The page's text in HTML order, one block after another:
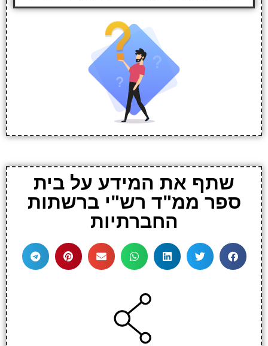
שתף את המידע על בית
ספר ממ"ד רש"י ברשתות
החברתיות